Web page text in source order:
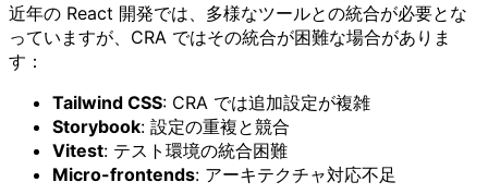
近年の React 開発では、多様なツールとの統合が必要とな
っていますが、CRA ではその統合が困難な場合がありま
す：
Tailwind CSS: CRA では追加設定が複雑
Storybook: 設定の重複と競合
Vitest: テスト環境の統合困難
Micro-frontends: アーキテクチャ対応不足